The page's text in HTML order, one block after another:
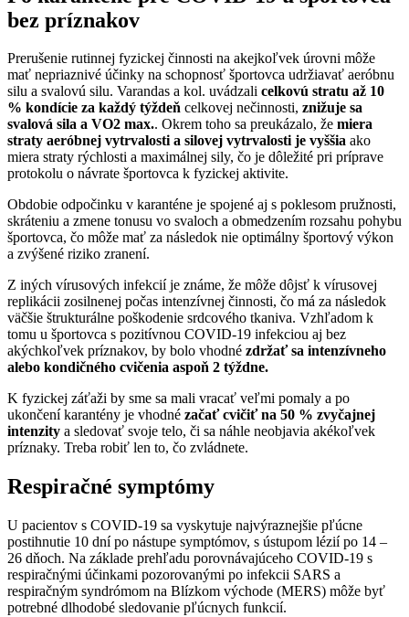
bez príznakov
Prerušenie rutinnej fyzickej činnosti na akejkoľvek úrovni môže
mať nepriaznivé účinky na schopnosť športovca udržiavať aeróbnu
silu a svalovú silu. Varandas a kol. uvádzali celkovú stratu až 10
% kondície za každý týždeň celkovej nečinnosti, znižuje sa
svalová sila a VO2 max.. Okrem toho sa preukázalo, že miera
straty aeróbnej vytrvalosti a silovej vytrvalosti je vyššia ako
miera straty rýchlosti a maximálnej sily, čo je dôležité pri príprave
protokolu o návrate športovca k fyzickej aktivite.
Obdobie odpočinku v karanténe je spojené aj s poklesom pružnosti,
skráteniu a zmene tonusu vo svaloch a obmedzením rozsahu pohybu
športovca, čo môže mať za následok nie optimálny športový výkon
a zvýšené riziko zranení.
Z iných vírusových infekcií je známe, že môže dôjsť k vírusovej
replikácii zosilnenej počas intenzívnej činnosti, čo má za následok
väčšie štrukturálne poškodenie srdcového tkaniva. Vzhľadom k
tomu u športovca s pozitívnou COVID-19 infekciou aj bez
akýchkoľvek príznakov, by bolo vhodné zdržať sa intenzívneho
alebo kondičného cvičenia aspoň 2 týždne.
K fyzickej záťaži by sme sa mali vracať veľmi pomaly a po
ukončení karantény je vhodné začať cvičiť na 50 % zvyčajnej
intenzity a sledovať svoje telo, či sa náhle neobjavia akékoľvek
príznaky. Treba robiť len to, čo zvládnete.
Respiračné symptómy
U pacientov s COVID-19 sa vyskytuje najvýraznejšie pľúcne
postihnutie 10 dní po nástupe symptómov, s ústupom lézií po 14 –
26 dňoch. Na základe prehľadu porovnávajúceho COVID-19 s
respiračnými účinkami pozorovanými po infekcii SARS a
respiračným syndrómom na Blízkom východe (MERS) môže byť
potrebné dlhodobé sledovanie pľúcnych funkcií.